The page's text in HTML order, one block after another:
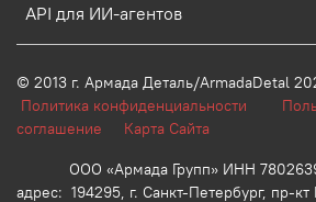
API для ИИ-агентов
© 2013 г. Армада Деталь/
Политика конфиденциальности
соглашение Карта Сайта
ООО «Армада Групп» ИНН
адрес: 194295, г. Санкт-Петербург, пр-